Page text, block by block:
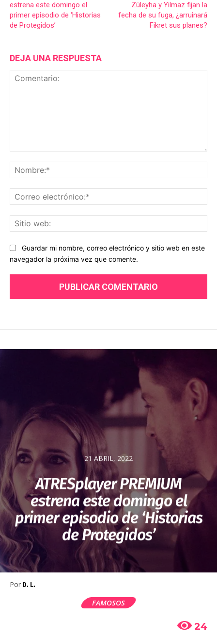
estrena este domingo el
primer episodio de ‘Historias
de Protegidos’
Züleyha y Yilmaz fijan la
fecha de su fuga, ¿arruinará
Fikret sus planes?
DEJA UNA RESPUESTA
Guardar mi nombre, correo electrónico y sitio web en este
navegador la próxima vez que comente.